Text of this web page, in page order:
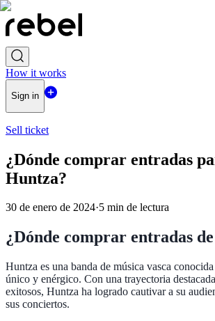
How it works
Sign in
Sell ticket
¿Dónde comprar entradas
Huntza?
30 de enero de 2024·5 min de lectura
¿Dónde comprar entradas
Huntza es una banda de música vasca
único y enérgico. Con una trayectoria
exitosos, Huntza ha logrado cautivar a su
sus conciertos.